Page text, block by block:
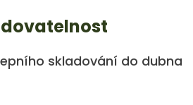
skladování do dubna